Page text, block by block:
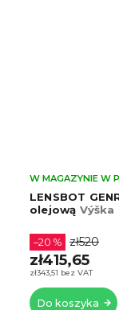
Statyw
W MAGAZYNIE
zł86,09 bez VAT
–33 % zł156,35
zł104,17
Do koszyka